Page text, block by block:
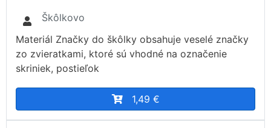
Škôlkovo
Materiál Značky do škôlky obsahuje veselé značky
zo zvieratkami, ktoré sú vhodné na označenie
skriniek, postieľok
1,49 €